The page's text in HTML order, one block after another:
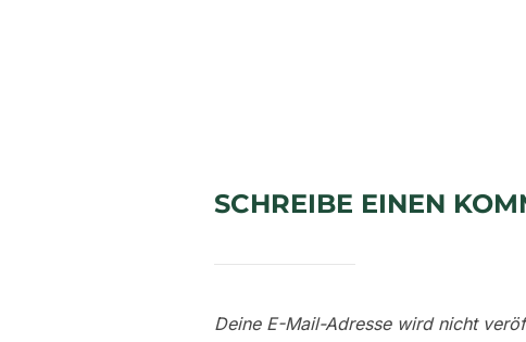
SCHREIBE EINEN
Deine E-Mail-Adresse wird nicht